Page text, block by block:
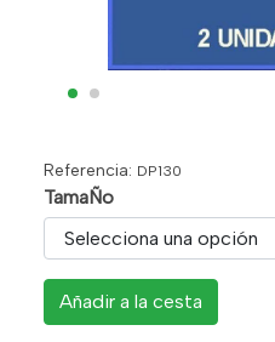
Referencia: DP130
TamaÑo
Añadir a la cesta